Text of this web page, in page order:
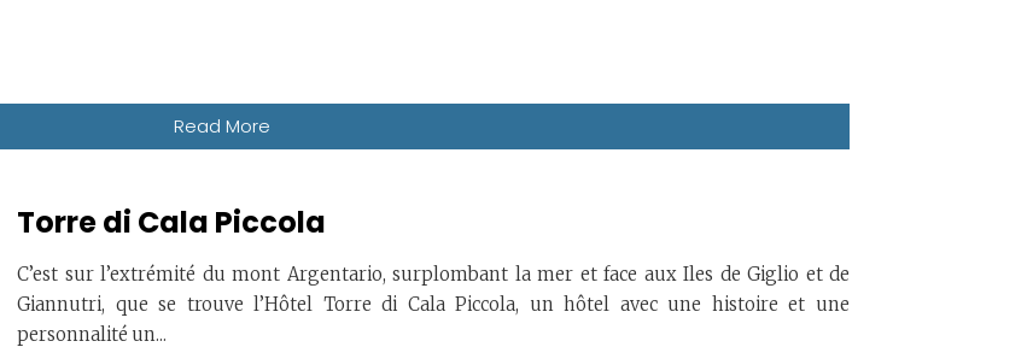
Read More
Torre di Cala Piccola
C’est sur l’extrémité du mont Argentario, surplombant la mer et face aux Iles de Giglio et de
Giannutri, que se trouve l’Hôtel Torre di Cala Piccola, un hôtel avec une histoire et une
personnalité un...